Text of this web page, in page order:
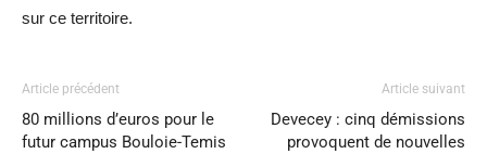
sur ce territoire.
Article précédent
80 millions d’euros pour le
futur campus Bouloie-Temis
Article suivant
Devecey : cinq démissions
provoquent de nouvelles